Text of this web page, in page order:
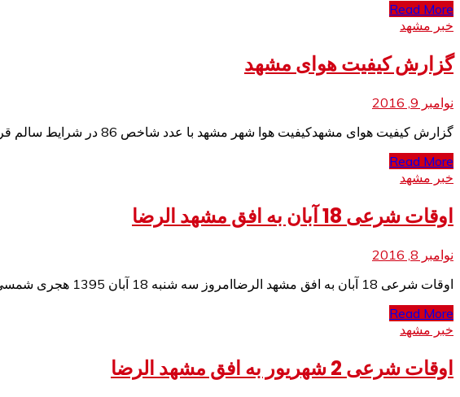
Read More
خبر مشهد
گزارش کیفیت هوای مشهد
نوامبر 9, 2016
گزارش کیفیت هوای مشهدکیفیت هوا شهر مشهد با عدد شاخص 86 در شرایط سالم قرار دارد. گزارش کیفیت هوای مشهد کیفیت هوا شهر مشهد با
Read More
خبر مشهد
اوقات شرعی 18 آبان به افق مشهد الرضا
نوامبر 8, 2016
اوقات شرعی 18 آبان به افق مشهد الرضاامروز سه شنبه 18 آبان 1395 هجری شمسی 8 صفر سال 1437 هجری قمری و 8 نوامبر 2016
Read More
خبر مشهد
اوقات شرعی 2 شهریور به افق مشهد الرضا